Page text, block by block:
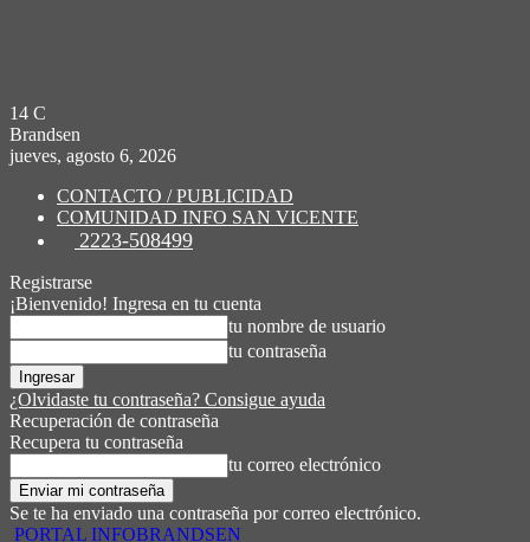
14 C
Brandsen
jueves, agosto 6, 2026
CONTACTO / PUBLICIDAD
COMUNIDAD INFO SAN VICENTE
2223-508499
Registrarse
¡Bienvenido! Ingresa en tu cuenta
tu nombre de usuario
tu contraseña
¿Olvidaste tu contraseña? Consigue ayuda
Recuperación de contraseña
Recupera tu contraseña
tu correo electrónico
Se te ha enviado una contraseña por correo electrónico.
PORTAL INFOBRANDSEN